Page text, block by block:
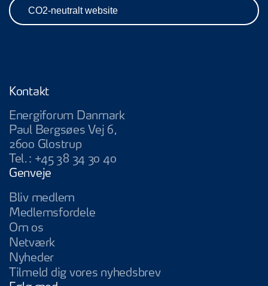
CO2-neutralt website
Kontakt
Energiforum Danmark
Paul Bergsøes Vej 6,
2600 Glostrup
Tel.: +45 38 34 30 40
Genveje
Bliv medlem
Medlemsfordele
Om os
Netværk
Nyheder
Tilmeld dig vores nyhedsbrev